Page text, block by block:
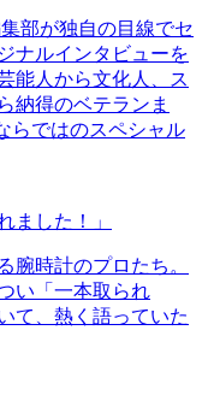
部が独自の目線でセ
ナルインタビューを
能人から文化人、ス
納得のベテランま
らではのスペシャル
ました！」
腕時計のプロたち。
い「一本取られ
て、熱く語っていた